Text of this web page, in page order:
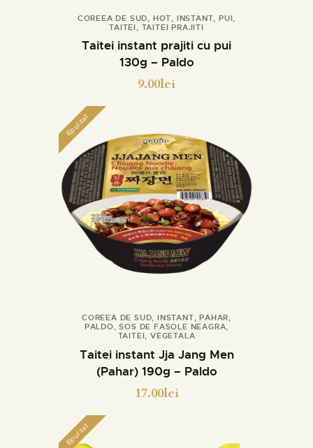
COREEA DE SUD HOT INSTANT ,PUI
TAITEI
TAITEI PRAJITI
Taitei instant prajiti cu pui
130g – Paldo
9.00lei
Epuizat
Detalii
COREEA DE SUD, INSTANT,PAHAR,
PALDO,SOS DE FASOLE NEAGRA,
TAITEI, VEGETALA
Taitei instant Jja Jang Men
(Pahar) 190g – Paldo
17.00lei
Epuizat